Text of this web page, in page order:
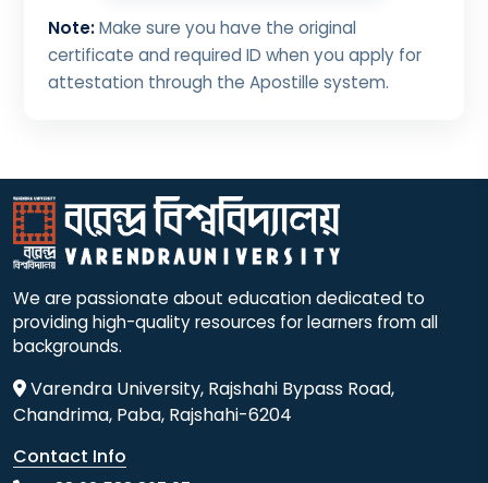
Note:Make sure you have the original
certificate and required ID when you apply for
attestation through the Apostille system.
We are passionate about education dedicated to
providing high-quality resources for learners from all
backgrounds.
Varendra University, Rajshahi Bypass Road,
Chandrima, Paba, Rajshahi-6204
Contact Info